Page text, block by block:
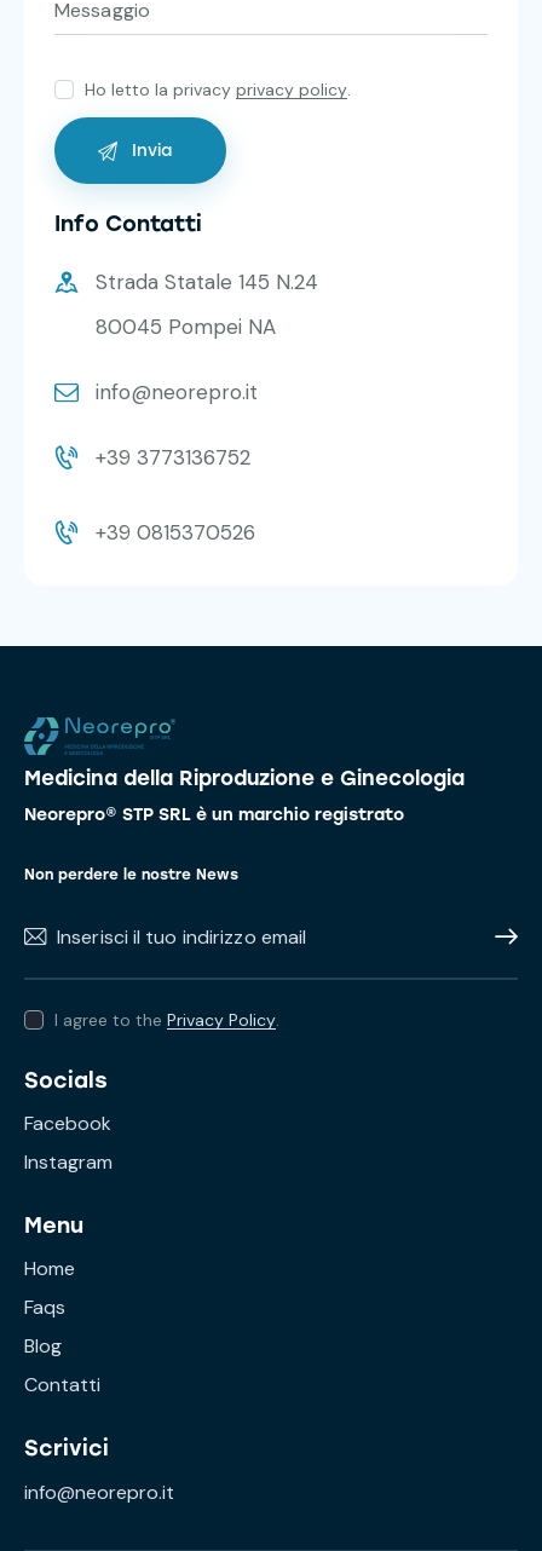
Ho letto la privacyprivacy policy.
Info Contatti
Strada Statale 145 N.24
80045 Pompei NA
info@neorepro.it
+39 3773136752
+39 0815370526
Medicina della Riproduzione e Ginecologia
Neorepro® STP SRL è un marchio registrato
Non perdere le nostre News
I agree to the Privacy Policy.
Socials
Facebook
Instagram
Menu
Home
Faqs
Blog
Contatti
Scrivici
info@neorepro.it